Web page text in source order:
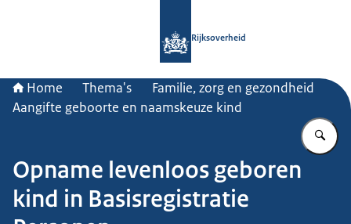
Rijksoverheid
Home Thema's
Familie, zorg en gezondheid
Aangifte geboorte en naamskeuze kind
Opname levenloos geboren
kind in Basisregistratie